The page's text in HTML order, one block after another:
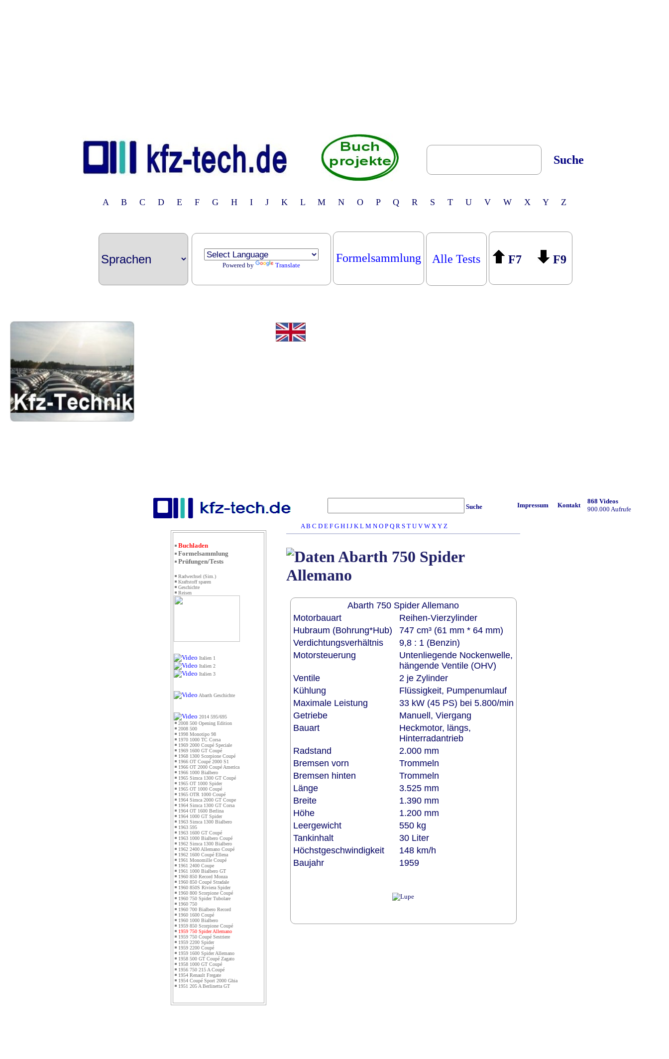
Suche
A B C D E F G H I J K L M N O P Q R S T U V W X Y Z
Powered by Translate
Formelsammlung Alle Tests F7 F9
Suche Impressum Kontakt
868 Videos
900.000 Aufrufe
Buchladen
Formelsammlung
Prüfungen/Tests
Radwechsel (Sim.)
Kraftstoff sparen
Geschichte
Reisen
Italien 1
Italien 2
Italien 3
Abarth Geschichte
2014 595/695
2008 500 Opening Edition
2008 500
1998 Monotipo 98
1970 1000 TC Corsa
1969 2000 Coupé Speciale
1969 1600 GT Coupé
1968 1300 Scorpione Coupé
1966 OT Coupé 2000 S1
1966 OT 2000 Coupé America
1966 1000 Bialbero
1965 Simca 1300 GT Coupé
1965 OT 1000 Spider
1965 OT 1000 Coupé
1965 OTR 1000 Coupé
1964 Simca 2000 GT Coupe
1964 Simca 1300 GT Corsa
1964 OT 1600 Berlina
1964 1000 GT Spider
1963 Simca 1300 Bialbero
1963 595
1963 1600 GT Coupé
1963 1000 Bialbero Coupé
1962 Simca 1300 Bialbero
1962 2400 Allemano Coupé
1962 1600 Coupé Ellena
1961 Monomille Coupé
1961 2400 Coupe
1961 1000 Bialbero GT
1960 850 Record Monza
1960 850 Coupé Stradale
1960 850S Riviera Spider
1960 800 Scorpione Coupé
1960 750 Spider Tubolare
1960 750
1960 700 Bialbero Record
1960 1600 Coupé
1960 1000 Bialbero
1959 850 Scorpione Coupé
1959 750 Spider Allemano
1959 750 Coupé Sestriere
1959 2200 Spider
1959 2200 Coupé
1959 1600 Spider Allemano
1958 500 GT Coupé Zagato
1958 1000 GT Coupé
1956 750 215 A Coupé
1954 Renault Fregate
1954 Coupé Sport 2000 Ghia
1951 205 A Berlinetta GT
A B C D E F G H I J K L M N O P Q R S T U V W X Y Z
Abarth 750 Spider
Allemano
Abarth 750 Spider Allemano
Motorbauart
Reihen-Vierzylinder
Hubraum (Bohrung*Hub)
747 cm³ (61 mm * 64 mm)
Verdichtungsverhältnis
9,8 : 1 (Benzin)
Motorsteuerung
Untenliegende Nockenwelle,
hängende Ventile (OHV)
Ventile
2 je Zylinder
Kühlung
Flüssigkeit, Pumpenumlauf
Maximale Leistung
33 kW (45 PS) bei 5.800/min
Getriebe
Manuell, Viergang
Bauart
Heckmotor, längs,
Hinterradantrieb
Radstand
2.000 mm
Bremsen vorn
Trommeln
Bremsen hinten
Trommeln
Länge
3.525 mm
Breite
1.390 mm
Höhe
1.200 mm
Leergewicht
550 kg
Tankinhalt
30 Liter
Höchstgeschwindigkeit
148 km/h
Baujahr
1959